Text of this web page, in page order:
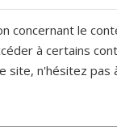
concernant le
à certains
site, n'hésitez